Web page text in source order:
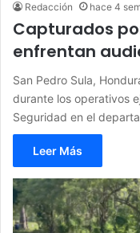
Redacción hace 4
Capturados
enfrentan
San Pedro Sula,
durante los operativos
Seguridad en el
Leer Más